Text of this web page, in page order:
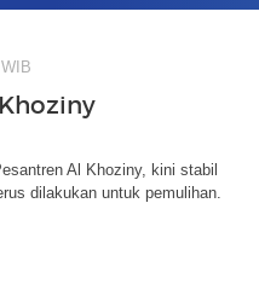
Al Khoziny, kini stabil
dilakukan untuk pemulihan.